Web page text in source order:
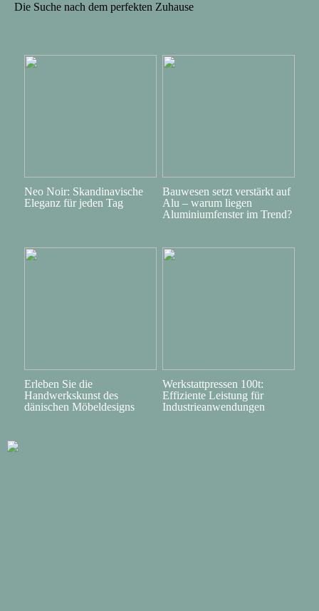
Die Suche nach dem perfekten Zuhause
Neo Noir: Skandinavische
Eleganz für jeden Tag
Bauwesen setzt verstärkt auf
Alu – warum liegen
Aluminiumfenster im Trend?
Erleben Sie die
Handwerkskunst des
dänischen Möbeldesigns
Werkstattpressen 100t:
Effiziente Leistung für
Industrieanwendungen